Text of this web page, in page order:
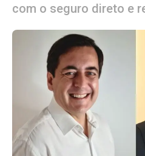
com o seguro direto e